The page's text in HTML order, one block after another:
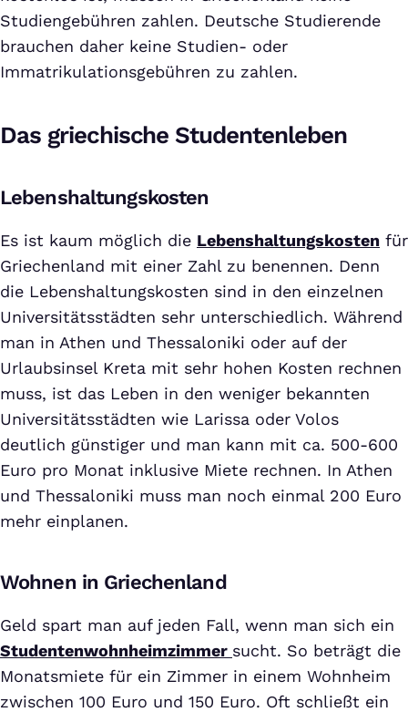
Studiengebühren zahlen. Deutsche Studierende
brauchen daher keine Studien- oder
Immatrikulationsgebühren zu zahlen.
Das griechische Studentenleben
Lebenshaltungskosten
Es ist kaum möglich die Lebenshaltungskosten für
Griechenland mit einer Zahl zu benennen. Denn
die Lebenshaltungskosten sind in den einzelnen
Universitätsstädten sehr unterschiedlich. Während
man in Athen und Thessaloniki oder auf der
Urlaubsinsel Kreta mit sehr hohen Kosten rechnen
muss, ist das Leben in den weniger bekannten
Universitätsstädten wie Larissa oder Volos
deutlich günstiger und man kann mit ca. 500-600
Euro pro Monat inklusive Miete rechnen. In Athen
und Thessaloniki muss man noch einmal 200 Euro
mehr einplanen.
Wohnen in Griechenland
Geld spart man auf jeden Fall, wenn man sich ein
Studentenwohnheimzimmer sucht. So beträgt die
Monatsmiete für ein Zimmer in einem Wohnheim
zwischen 100 Euro und 150 Euro. Oft schließt ein